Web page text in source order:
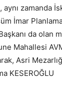
zamanda
İmar
da olan
Mahallesi
Asri
KESEROĞLU